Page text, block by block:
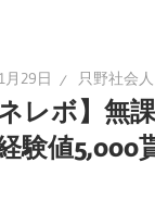
月29日 只野社会人
ネレボ】無
験値5,000